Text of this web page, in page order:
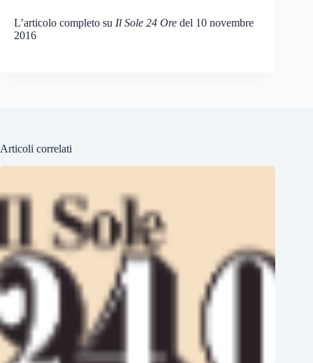
L’articolo completo su Il Sole 24 Ore del 10 novembre
2016
Articoli correlati